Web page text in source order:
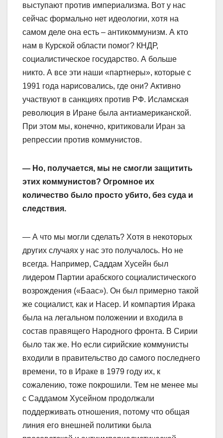
выступают против империализма. Вот у нас
сейчас формально нет идеологии, хотя на
самом деле она есть – антикоммунизм. А кто
нам в Курской области помог? КНДР,
социалистическое государство. А больше
никто. А все эти наши «партнеры», которые с
1991 года нарисовались, где они? Активно
участвуют в санкциях против РФ. Исламская
революция в Иране была антиамериканской.
При этом мы, конечно, критиковали Иран за
репрессии против коммунистов.
— Но, получается, мы не смогли защитить
этих коммунистов? Огромное их
количество было просто убито, без суда и
следствия.
— А что мы могли сделать? Хотя в некоторых
других случаях у нас это получалось. Но не
всегда. Например, Саддам Хусейн был
лидером Партии арабского социалистического
возрождения («Баас»). Он был примерно такой
же социалист, как и Насер. И компартия Ирака
была на легальном положении и входила в
состав правящего Народного фронта. В Сирии
было так же. Но если сирийские коммунисты
входили в правительство до самого последнего
времени, то в Ираке в 1979 году их, к
сожалению, тоже покрошили. Тем не менее мы
с Саддамом Хусейном продолжали
поддерживать отношения, потому что общая
линия его внешней политики была